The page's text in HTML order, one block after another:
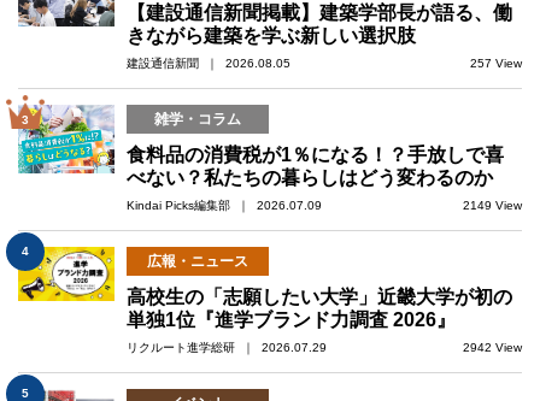
【建設通信新聞掲載】建築学部長が語る、働
きながら建築を学ぶ新しい選択肢
建設通信新聞 ｜ 2026.08.05 257 View
3 雑学・コラム
食料品の消費税が1％になる！？手放しで喜
べない？私たちの暮らしはどう変わるのか
Kindai Picks編集部 ｜ 2026.07.09 2149 View
4
広報・ニュース
高校生の「志願したい大学」近畿大学が初の
単独1位『進学ブランド力調査 2026』
リクルート進学総研 ｜ 2026.07.29 2942 View
5